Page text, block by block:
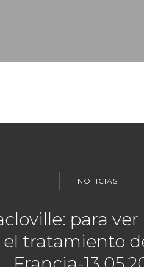
NOTICIAS
para
tratamiento